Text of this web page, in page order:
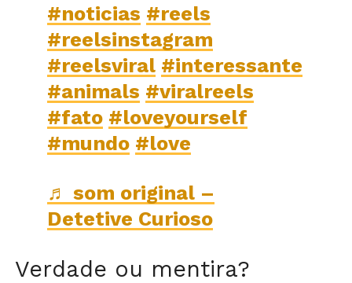
#noticias #reels
#reelsinstagram
#reelsviral #interessante
#animals #viralreels
#fato #loveyourself
#mundo #love
♬ som original –
Detetive Curioso
Verdade ou mentira?